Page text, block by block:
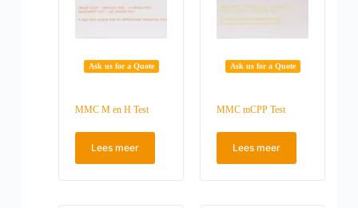
Ask us for a Quote
MMC M en H Test
Lees meer
Ask us for a Quote
MMC mCPP Test
Lees meer